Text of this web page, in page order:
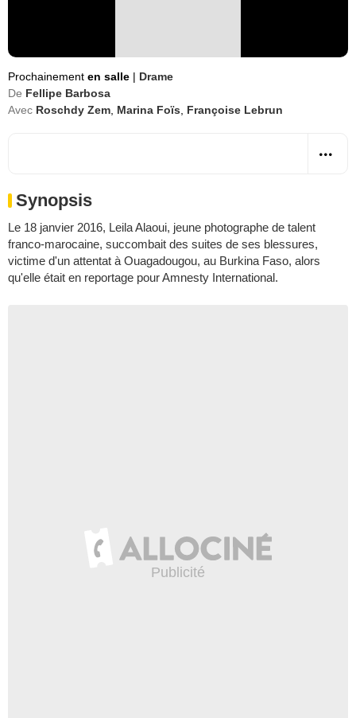
Prochainement en salle | Drame
De Fellipe Barbosa
Avec Roschdy Zem Marina Foïs Françoise Lebrun
Synopsis
Le 18 janvier 2016, Leila Alaoui, jeune photographe de talent
franco-marocaine, succombait des suites de ses blessures,
victime d'un attentat à Ouagadougou, au Burkina Faso, alors
qu'elle était en reportage pour Amnesty International.